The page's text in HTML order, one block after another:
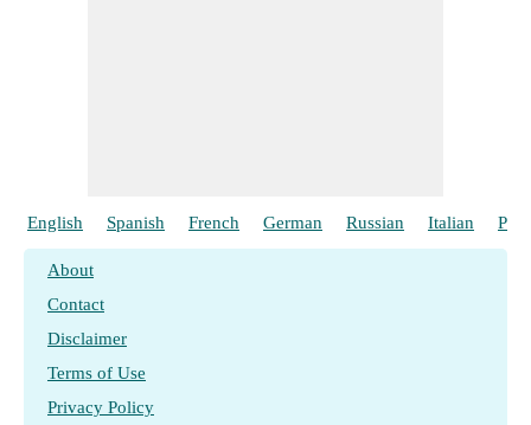
English Spanish French German Russian Italian
About
Contact
Disclaimer
Terms of Use
Privacy Policy